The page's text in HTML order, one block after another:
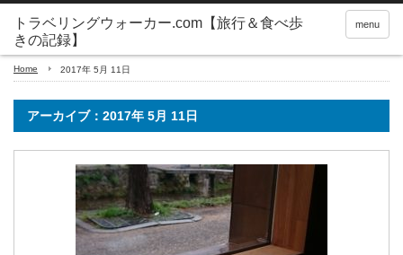
トラベリングウォーカー.com【旅行＆食べ歩
きの記録】
menu
Home 2017年 5月 11日
アーカイブ：2017年 5月 11日